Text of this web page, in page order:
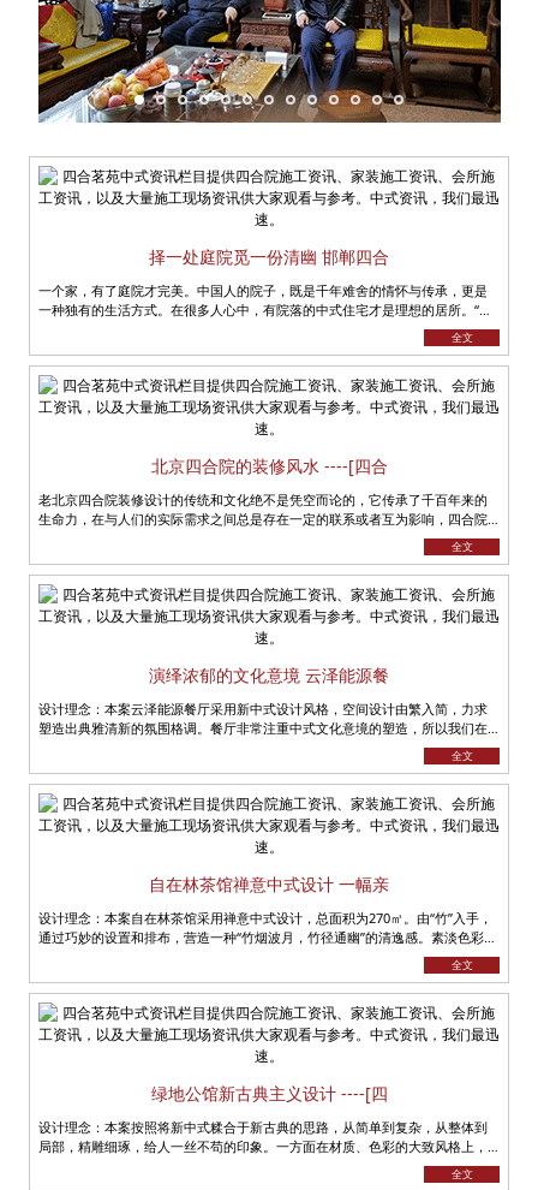
择一处庭院觅一份清幽 邯郸四合
一个家，有了庭院才完美。中国人的院子，既是千年难舍的情怀与传承，更是
一种独有的生活方式。在很多人心中，有院落的中式住宅才是理想的居所。“宠
全文
北京四合院的装修风水 ----[四合
老北京四合院装修设计的传统和文化绝不是凭空而论的，它传承了千百年来的
生命力，在与人们的实际需求之间总是存在一定的联系或者互为影响，四合院
全文
演绎浓郁的文化意境 云泽能源餐
设计理念：本案云泽能源餐厅采用新中式设计风格，空间设计由繁入简，力求
塑造出典雅清新的氛围格调。餐厅非常注重中式文化意境的塑造，所以我们在
全文
自在林茶馆禅意中式设计 一幅亲
设计理念：本案自在林茶馆采用禅意中式设计，总面积为270㎡。由“竹”入手，
通过巧妙的设置和排布，营造一种“竹烟波月，竹径通幽”的清逸感。素淡色彩渲
全文
绿地公馆新古典主义设计 ----[四
设计理念：本案按照将新中式糅合于新古典的思路，从简单到复杂，从整体到
局部，精雕细琢，给人一丝不苟的印象。一方面在材质、色彩的大致风格上，
全文